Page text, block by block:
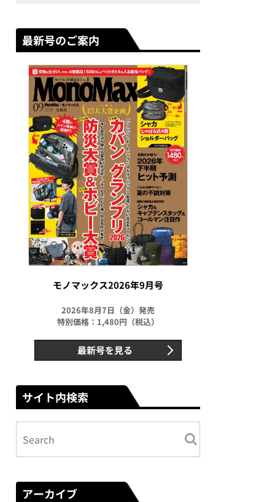
最新号のご案内
モノマックス2026年9月号
2026年8月7日（金）発売
特別価格：1,480円（税込）
最新号を見る
サイト内検索
アーカイブ